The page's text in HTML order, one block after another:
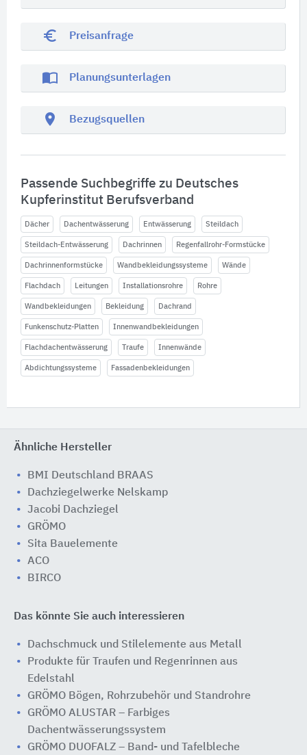
euro_symbol Preisanfrage
import_contacts Planungsunterlagen
location_on Bezugsquellen
Passende Suchbegriffe zu Deutsches
Kupferinstitut Berufsverband
Dächer Dachentwässerung Entwässerung Steildach
Steildach-Entwässerung Dachrinnen Regenfallrohr-Formstücke
Dachrinnenformstücke Wandbekleidungssysteme Wände
Flachdach Leitungen Installationsrohre Rohre
Wandbekleidungen Bekleidung Dachrand
Funkenschutz-Platten Innenwandbekleidungen
Flachdachentwässerung Traufe Innenwände
Abdichtungssysteme Fassadenbekleidungen
Ähnliche Hersteller
BMI Deutschland BRAAS
Dachziegelwerke Nelskamp
Jacobi Dachziegel
GRÖMO
Sita Bauelemente
ACO
BIRCO
Das könnte Sie auch interessieren
Dachschmuck und Stilelemente aus Metall
Produkte für Traufen und Regenrinnen aus
Edelstahl
GRÖMO Bögen, Rohrzubehör und Standrohre
GRÖMO ALUSTAR – Farbiges
Dachentwässerungssystem
GRÖMO DUOFALZ – Band- und Tafelbleche